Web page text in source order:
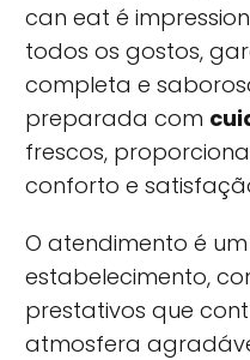
can eat é
todos os gostos,
completa e
preparada com
frescos,
conforto e
O atendimento é
estabelecimento,
prestativos que
atmosfera